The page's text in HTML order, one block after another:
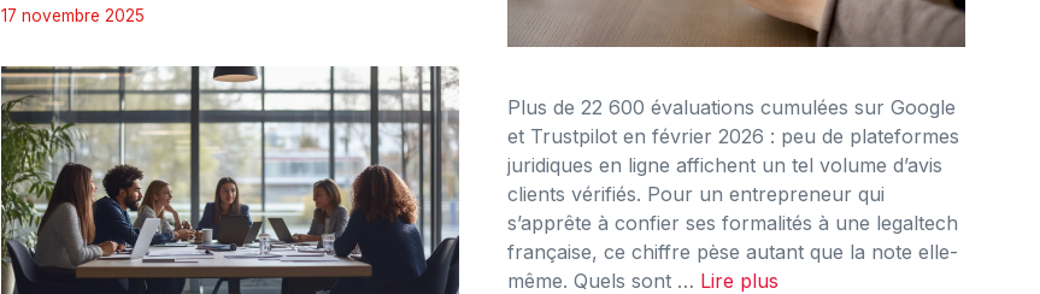
Plus de 22 600 évaluations cumulées sur Google
et Trustpilot en février 2026 : peu de plateformes
juridiques en ligne affichent un tel volume d’avis
clients vérifiés. Pour un entrepreneur qui
s’apprête à confier ses formalités à une legaltech
française, ce chiffre pèse autant que la note elle-
même. Quels sont … Lire plus
17 novembre 2025